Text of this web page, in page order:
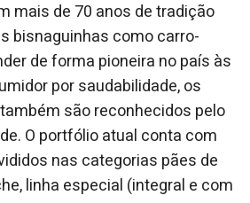
mais de 70 anos de tradição
bisnaguinhas como carro-
de forma pioneira no país às
por saudabilidade, os
são reconhecidos pelo
O portfólio atual conta com
nas categorias pães de
linha especial (integral e com